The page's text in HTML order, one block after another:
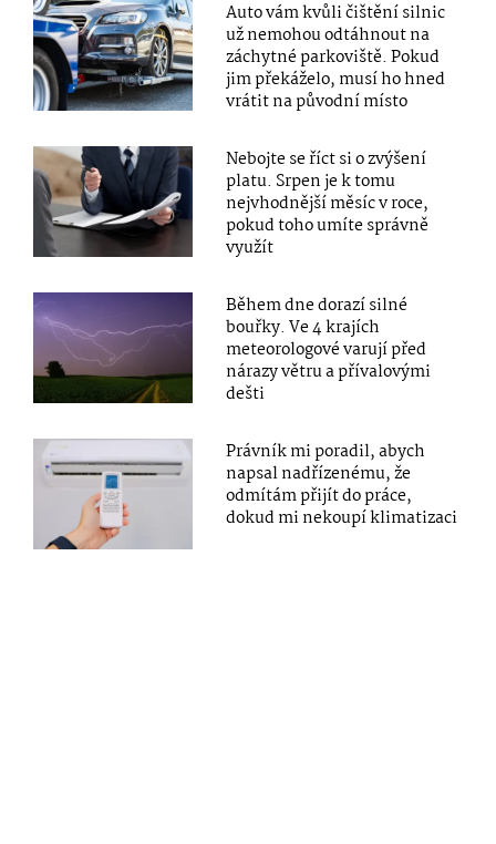
Auto vám kvůli čištění silnic
už nemohou odtáhnout na
záchytné parkoviště. Pokud
jim překáželo, musí ho hned
vrátit na původní místo
Nebojte se říct si o zvýšení
platu. Srpen je k tomu
nejvhodnější měsíc v roce,
pokud toho umíte správně
využít
Během dne dorazí silné
bouřky. Ve 4 krajích
meteorologové varují před
nárazy větru a přívalovými
dešti
Právník mi poradil, abych
napsal nadřízenému, že
odmítám přijít do práce,
dokud mi nekoupí klimatizaci